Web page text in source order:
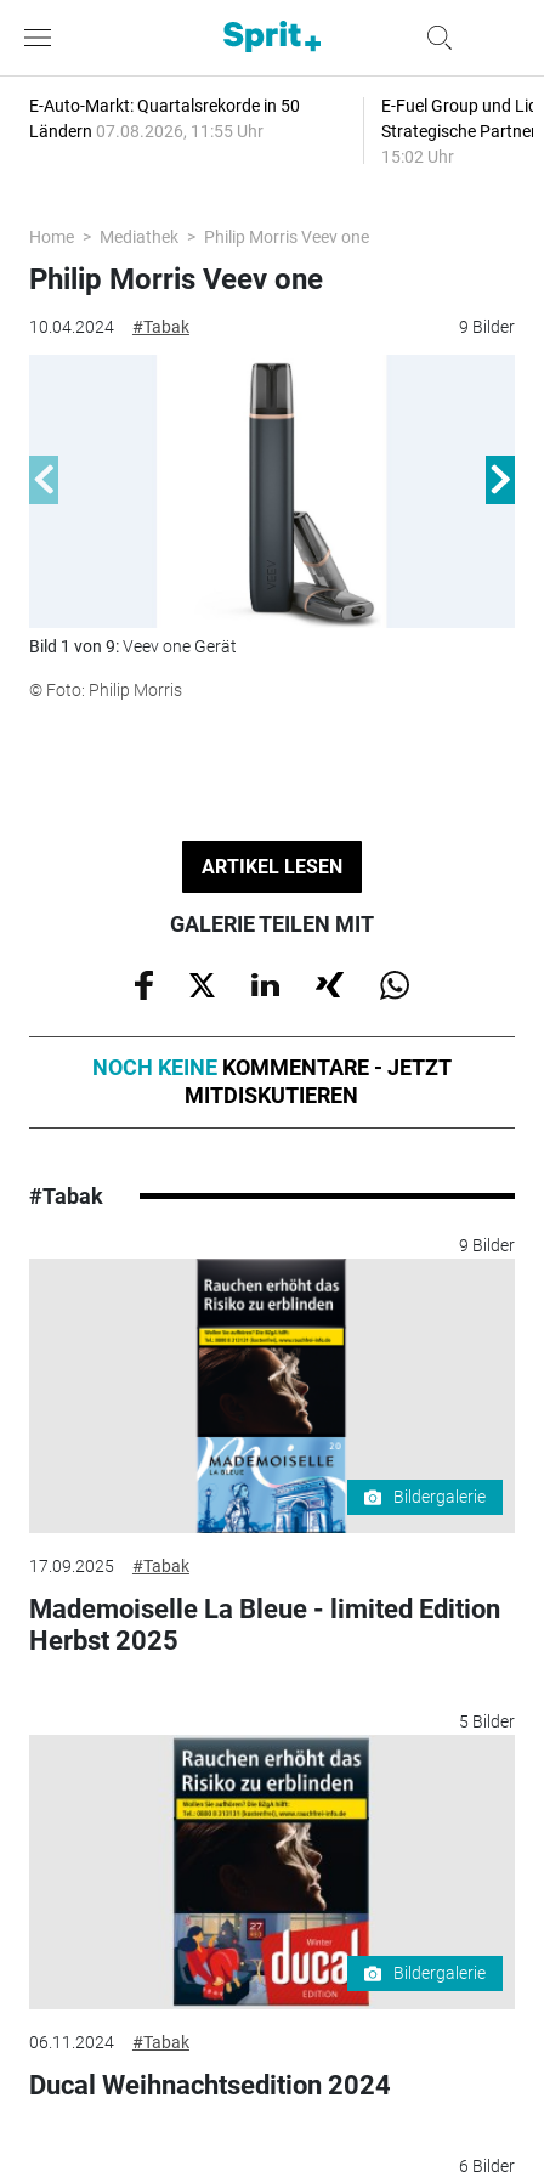
E-Auto-Markt: Quartalsrekorde in 50
Ländern 07.08.2026, 11:55 Uhr
E-Fuel Group und
Strategische
15:02 Uhr
Home Mediathek Philip Morris Veev one
10.04.2024 #Tabak 9 Bilder
Philip Morris Veev one
Bild 1 von 9:Veev one Gerät
© Foto: Philip Morris
ARTIKEL LESEN
GALERIE TEILEN MIT
NOCH KEINE KOMMENTARE - JETZT
MITDISKUTIEREN
#Tabak
9 Bilder
Bildergalerie
17.09.2025 #Tabak
Mademoiselle La Bleue - limited Edition
Herbst 2025
5 Bilder
Bildergalerie
06.11.2024 #Tabak
Ducal Weihnachtsedition 2024
6 Bilder